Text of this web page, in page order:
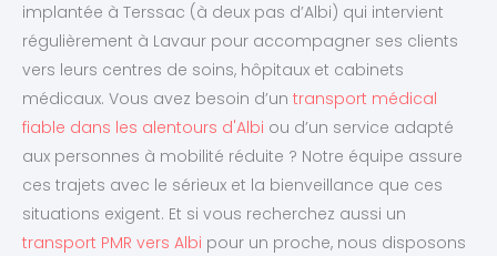
implantée à Terssac (à deux pas d’Albi) qui intervient
régulièrement à Lavaur pour accompagner ses clients
vers leurs centres de soins, hôpitaux et cabinets
médicaux. Vous avez besoin d’un transport médical
fiable dans les alentours d'Albi ou d’un service adapté
aux personnes à mobilité réduite ? Notre équipe assure
ces trajets avec le sérieux et la bienveillance que ces
situations exigent. Et si vous recherchez aussi un
transport PMR vers Albi pour un proche, nous disposons